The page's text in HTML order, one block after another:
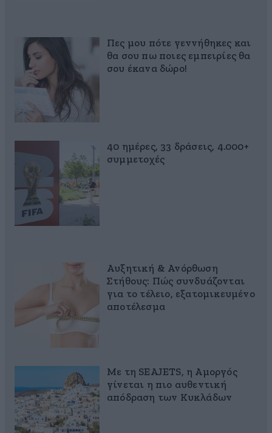
Πες μου πότε γεννήθηκες και
θα σου πω ποιες εμπειρίες θα
σου έκανα δώρο!
40 ημέρες, 33 δράσεις, 4.000+
συμμετοχές
Αυξητική & Ανόρθωση
Στήθους: Πώς συνδυάζονται
για το τέλειο, εξατομικευμένο
αποτέλεσμα
Με τη SEAJETS, η Αμοργός
γίνεται η πιο αυθεντική
απόδραση των Κυκλάδων